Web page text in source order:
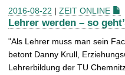
2016-08-22 | ZEIT ONLINE
Lehrer werden – so
"Als Lehrer muss man sein
betont Danny Krull,
Lehrerbildung der TU